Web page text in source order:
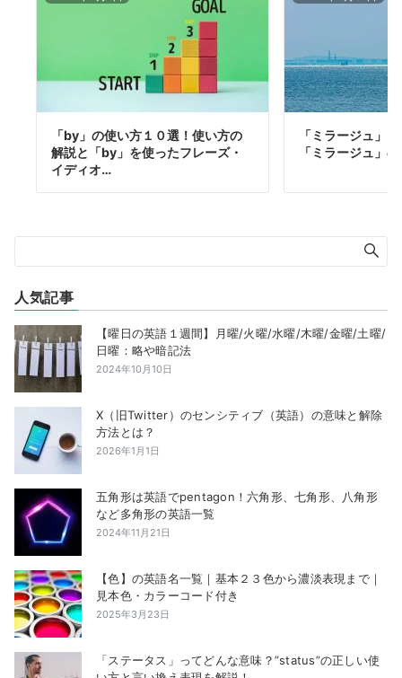
「by」の使い方１０選！使い方の
解説と「by」を使ったフレーズ・
イディオ…
「ミラージュ」
「ミラージュ」
人気記事
【曜日の英語１週間】月曜/火曜/水曜/木曜/金曜/土曜/
日曜：略や暗記法
2024年10月10日
X（旧Twitter）のセンシティブ（英語）の意味と解除
方法とは？
2026年1月1日
五角形は英語でpentagon！六角形、七角形、八角形
など多角形の英語一覧
2024年11月21日
【色】の英語名一覧｜基本２３色から濃淡表現まで｜
見本色・カラーコード付き
2025年3月23日
「ステータス」ってどんな意味？”status”の正しい使